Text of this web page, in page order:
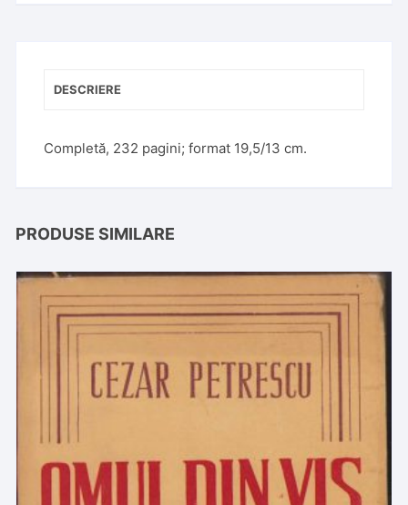
DESCRIERE
Completă, 232 pagini; format 19,5/13 cm.
PRODUSE SIMILARE